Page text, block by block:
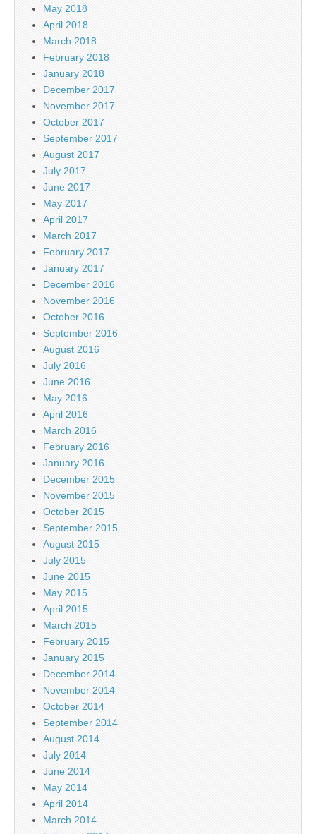
May 2018
April 2018
March 2018
February 2018
January 2018
December 2017
November 2017
October 2017
September 2017
August 2017
July 2017
June 2017
May 2017
April 2017
March 2017
February 2017
January 2017
December 2016
November 2016
October 2016
September 2016
August 2016
July 2016
June 2016
May 2016
April 2016
March 2016
February 2016
January 2016
December 2015
November 2015
October 2015
September 2015
August 2015
July 2015
June 2015
May 2015
April 2015
March 2015
February 2015
January 2015
December 2014
November 2014
October 2014
September 2014
August 2014
July 2014
June 2014
May 2014
April 2014
March 2014